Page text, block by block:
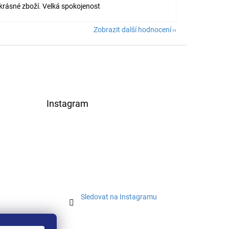
zboží. Velká spokojenost
Zobrazit další hodnocení
Instagram
Sledovat na Instagramu